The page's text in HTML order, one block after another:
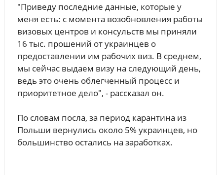
"Приведу последние данные, которые у
меня есть: с момента возобновления работы
визовых центров и консульств мы приняли
16 тыс. прошений от украинцев о
предоставлении им рабочих виз. В среднем,
мы сейчас выдаем визу на следующий день,
ведь это очень облегченный процесс и
приоритетное дело", - рассказал он.
По словам посла, за период карантина из
Польши вернулись около 5% украинцев, но
большинство остались на заработках.